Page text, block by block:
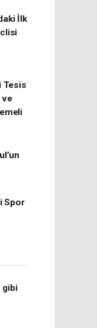
İlk
Tesis
ve
Spor
gibi